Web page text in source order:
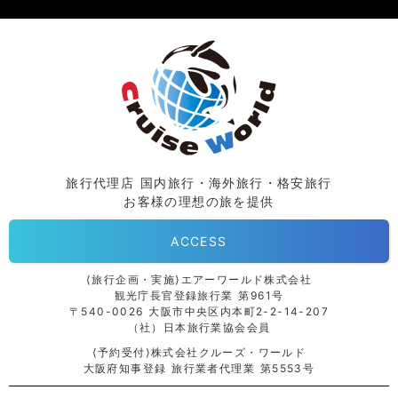
旅行代理店 国内旅行・海外旅行・格安旅行
お客様の理想の旅を提供
ACCESS
⟨旅行企画・実施⟩エアーワールド株式会社
観光庁長官登録旅行業 第961号
〒540-0026 大阪市中央区内本町2-2-14-207
（社）日本旅行業協会会員
⟨予約受付⟩株式会社クルーズ・ワールド
大阪府知事登録 旅行業者代理業 第5553号